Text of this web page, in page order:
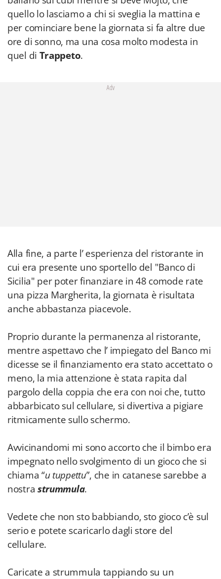
quello lo lasciamo a chi si sveglia la mattina e
per cominciare bene la giornata si fa altre due
ore di sonno, ma una cosa molto modesta in
quel di Trappeto.
Adv
Alla fine, a parte l’ esperienza del ristorante in
cui era presente uno sportello del "Banco di
Sicilia" per poter finanziare in 48 comode rate
una pizza Margherita, la giornata è risultata
anche abbastanza piacevole.
Proprio durante la permanenza al ristorante,
mentre aspettavo che l’ impiegato del Banco mi
dicesse se il finanziamento era stato accettato o
meno, la mia attenzione è stata rapita dal
pargolo della coppia che era con noi che, tutto
abbarbicato sul cellulare, si divertiva a pigiare
ritmicamente sullo schermo.
Avvicinandomi mi sono accorto che il bimbo era
impegnato nello svolgimento di un gioco che si
chiama “u tuppettu”, che in catanese sarebbe a
nostra strummula.
Vedete che non sto babbiando, sto gioco c’è sul
serio e potete scaricarlo dagli store del
cellulare.
Caricate a strummula tappiando su un